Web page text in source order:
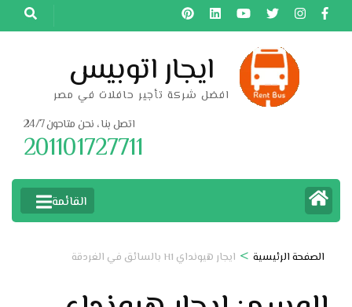
تخطى
إلى
ايجار اتوبيس
افضل شركة تأجير حافلات في مصر
اتصل بنا ، نحن متاحون 24/7
201101727711
القائمة
الصفحة الرئيسية > ايجار هيونداي H1 بالسائق في الغردقة